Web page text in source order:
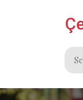
for: